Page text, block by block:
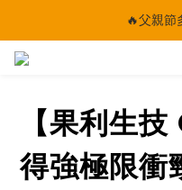
🔥父親節
🔥父親節
🔥父親
【果利生
得強極限衝